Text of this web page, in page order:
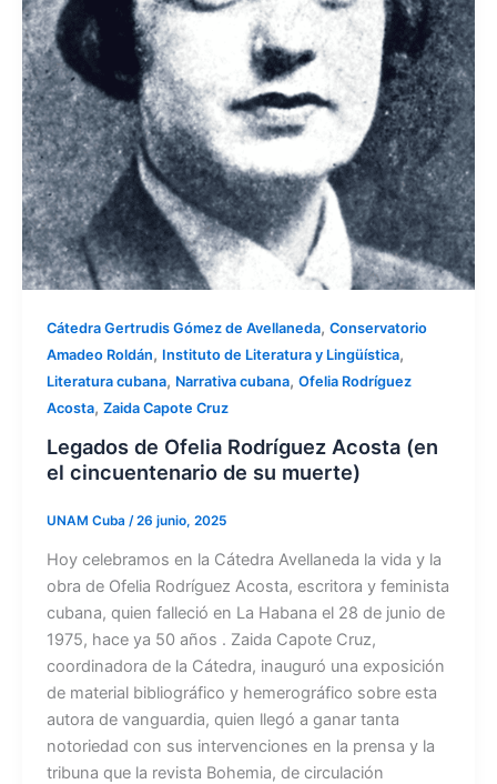
Cátedra Gertrudis Gómez de Avellaneda, Conservatorio
Amadeo Roldán, Instituto de Literatura y Lingüística,
Literatura cubana, Narrativa cubana, Ofelia Rodríguez
Acosta, Zaida Capote Cruz
Legados de Ofelia Rodríguez Acosta (en
el cincuentenario de su muerte)
UNAM Cuba /26 junio, 2025
Hoy celebramos en la Cátedra Avellaneda la vida y la
obra de Ofelia Rodríguez Acosta, escritora y feminista
cubana, quien falleció en La Habana el 28 de junio de
1975, hace ya 50 años . Zaida Capote Cruz,
coordinadora de la Cátedra, inauguró una exposición
de material bibliográfico y hemerográfico sobre esta
autora de vanguardia, quien llegó a ganar tanta
notoriedad con sus intervenciones en la prensa y la
tribuna que la revista Bohemia, de circulación